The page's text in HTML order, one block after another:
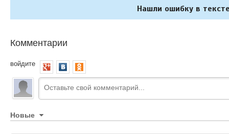
Нашли ошибку в
Комментарии
войдите
Новые